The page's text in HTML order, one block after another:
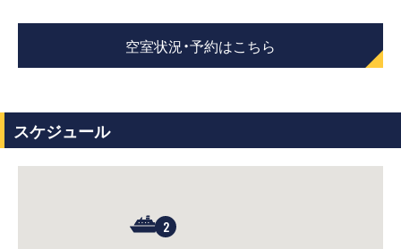
空室状況・予約はこちら
スケジュール
2